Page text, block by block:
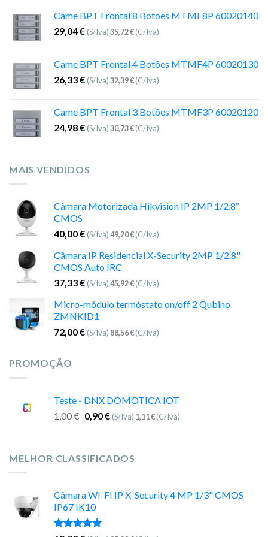
Came BPT Frontal 8 Botões MTMF8P 60020140
29,04€ (S/Iva)35,72€(C/Iva)
Came BPT Frontal 4 Botões MTMF4P 60020130
26,33€ (S/Iva)32,39€(C/Iva)
Came BPT Frontal 3 Botões MTMF3P 60020120
24,98€ (S/Iva)30,73€(C/Iva)
MAIS VENDIDOS
Câmara Motorizada Hikvision IP 2MP 1/2.8″
CMOS
40,00€ (S/Iva)49,20€(C/Iva)
Câmara IP Residencial X-Security 2MP 1/2.8"
CMOS Auto IRC
37,33€ (S/Iva)45,92€(C/Iva)
Micro-módulo termóstato on/off 2 Qubino
ZMNKID1
72,00€ (S/Iva) 88,56€(C/Iva)
PROMOÇÃO
Teste - DNX DOMOTICA IOT
1,00€ 0,90€ (S/Iva) 1,11€(C/Iva)
MELHOR CLASSIFICADOS
Câmara WI-FI IP X-Security 4 MP 1/3" CMOS
IP67 IK10